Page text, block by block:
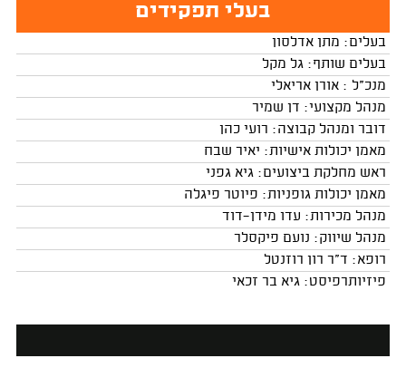
בעלי תפקידים
בעלים: מתן אדלסון
בעלים שותף: גל מקל
מנכ"ל : אורן אריאלי
מנהל מקצועי: דן שמיר
דובר ומנהל קבוצה: רועי כהן
מאמן יכולות אישיות: יאיר שבח
ראש מחלקת ביצועים: גיא גפני
מאמן יכולות גופניות: פיוטר פיגלה
מנהל מכירות: עדו מידן־דוד
מנהל שיווק: נועם פיקסלר
רופא: ד"ר רון רוזנטל
פיזיותרפיסט: גיא בר זכאי